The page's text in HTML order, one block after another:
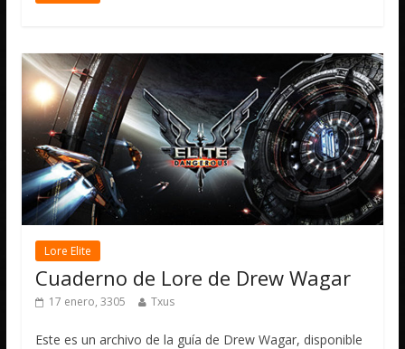
Lore Elite
Cuaderno de Lore de Drew Wagar
17 enero, 3305 Txus
Este es un archivo de la guía de Drew Wagar, disponible